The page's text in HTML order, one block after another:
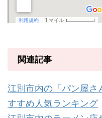
関連記事
江別市内の「パン屋さ
すすめ人気ランキング